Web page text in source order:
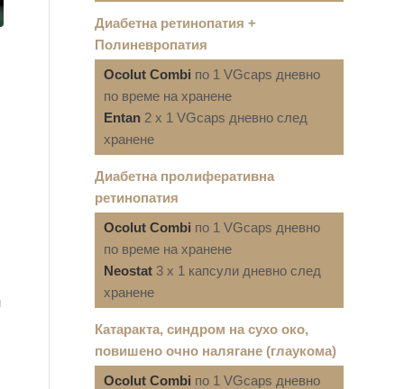
Диабетна ретинопатия +
Полиневропатия
Ocolut Combi по 1 VGcaps дневно
по време на хранене
Entan 2 x 1 VGcaps дневно след
хранене
Диабетна пролиферативна
ретинопатия
Ocolut Combi по 1 VGcaps дневно
по време на хранене
Neostat 3 x 1 капсули дневно след
хранене
Катаракта, синдром на сухо око,
повишено очно налягане (глаукома)
Ocolut Combi по 1 VGcaps дневно